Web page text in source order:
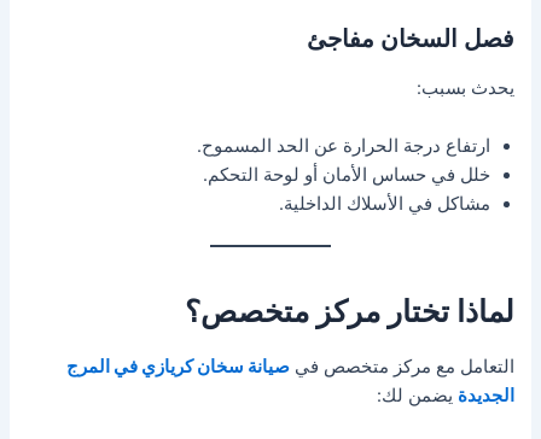
فصل السخان مفاجئ
يحدث بسبب:
ارتفاع درجة الحرارة عن الحد المسموح.
خلل في حساس الأمان أو لوحة التحكم.
مشاكل في الأسلاك الداخلية.
لماذا تختار مركز متخصص؟
التعامل مع مركز متخصص فيصيانة سخان كريازي في المرج
الجديدة يضمن لك: